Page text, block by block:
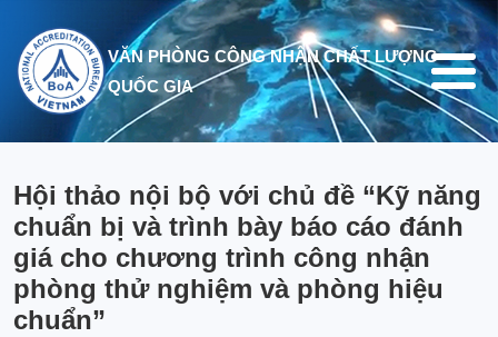
Nhảy đến nội dung
VĂN PHÒNG CÔNG NHẬN CHẤT LƯỢNG
QUỐC GIA
Hội thảo nội bộ với chủ đề “Kỹ năng
chuẩn bị và trình bày báo cáo đánh
giá cho chương trình công nhận
phòng thử nghiệm và phòng hiệu
chuẩn”